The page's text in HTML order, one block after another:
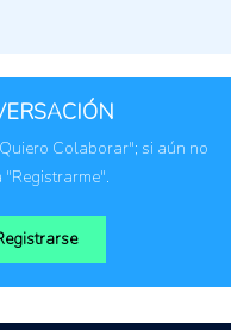
Colaborar"; si aún no